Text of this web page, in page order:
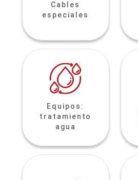
Cables
especiales
Equipos:
tratamiento
agua